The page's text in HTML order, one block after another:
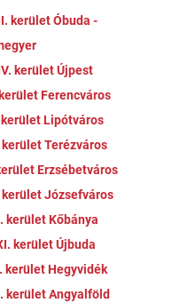
kerület Óbuda -
kerület Újpest
Ferencváros
kerület Lipótváros
kerület Terézváros
Erzsébetváros
kerület Józsefváros
kerület Kőbánya
kerület Újbuda
kerület Hegyvidék
kerület Angyalföld